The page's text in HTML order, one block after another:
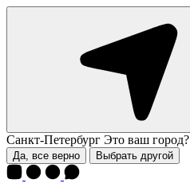
Санкт-Петербург Это ваш город?
Да, все верно Выбрать другой